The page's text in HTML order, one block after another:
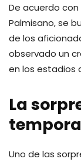
De acuerdo con
Palmisano, se
de los
observado un
en los estadios
La
Uno de las